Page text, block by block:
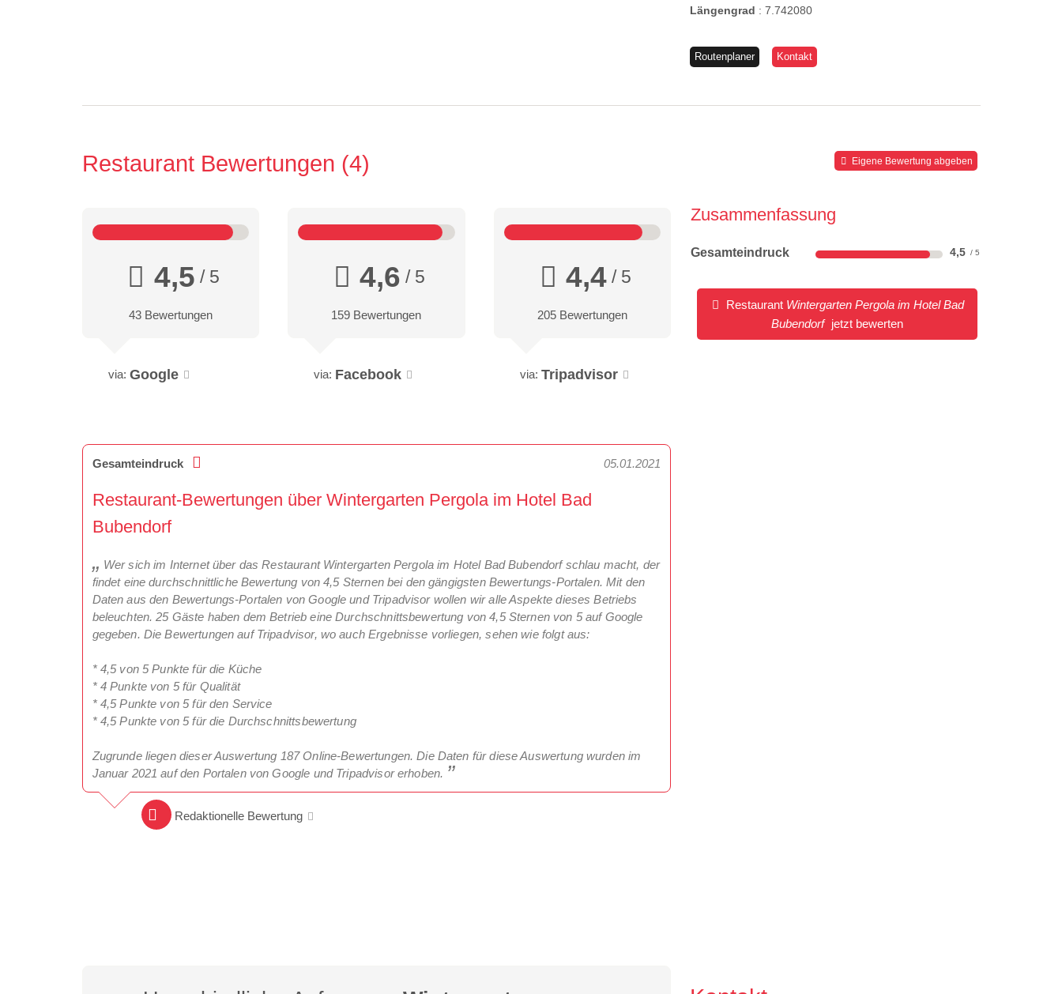
Längengrad :7.742080
Routenplaner Kontakt
Restaurant Bewertungen 4 Eigene Bewertung abgeben
Zusammenfassung
Gesamteindruck 4,5
Restaurant Wintergarten Pergola im Hotel Bad
Bubendorf
jetzt bewerten
4,5 / 5
43 Bewertungen
via: Google
4,6 / 5
159 Bewertungen
via: Facebook
4,4/ 5
205 Bewertungen
via: Tripadvisor
Gesamteindruck 05.01.2021
Restaurant-Bewertungen über Wintergarten Pergola im Hotel Bad
Bubendorf
Wer sich im Internet über das Restaurant Wintergarten Pergola im Hotel Bad Bubendorf schlau macht, der
findet eine durchschnittliche Bewertung von 4,5 Sternen bei den gängigsten Bewertungs-Portalen. Mit den
Daten aus den Bewertungs-Portalen von Google und Tripadvisor wollen wir alle Aspekte dieses Betriebs
beleuchten. 25 Gäste haben dem Betrieb eine Durchschnittsbewertung von 4,5 Sternen von 5 auf Google
gegeben. Die Bewertungen auf Tripadvisor, wo auch Ergebnisse vorliegen, sehen wie folgt aus:
* 4,5 von 5 Punkte für die Küche
* 4 Punkte von 5 für Qualität
* 4,5 Punkte von 5 für den Service
* 4,5 Punkte von 5 für die Durchschnittsbewertung
Zugrunde liegen dieser Auswertung 187 Online-Bewertungen. Die Daten für diese Auswertung wurden im
Januar 2021 auf den Portalen von Google und Tripadvisor erhoben.
Redaktionelle Bewertung